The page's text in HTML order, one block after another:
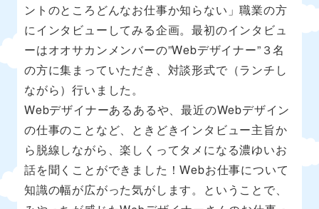
ントのところどんなお仕事か知らない」職業の方
にインタビューしてみる企画。最初のインタビュ
ーはオオサカンメンバーの”Webデザイナー”３名
の方に集まっていただき、対談形式で（ランチし
ながら）行いました。
Webデザイナーあるあるや、最近のWebデザイン
の仕事のことなど、ときどきインタビュー主旨か
ら脱線しながら、楽しくってタメになる濃ゆいお
話を聞くことができました！Webお仕事について
知識の幅が広がった気がします。ということで、